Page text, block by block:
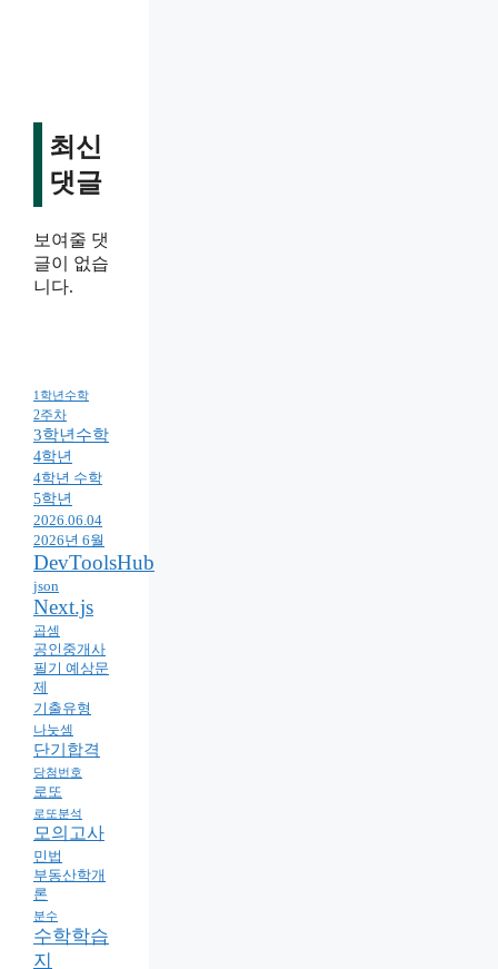
최신
댓글
보여줄 댓
글이 없습
니다.
1학년수학
2주차
3학년수학
4학년
4학년 수학
5학년
2026.06.04
2026년 6월
DevToolsHub
json
Next.js
곱셈
공인중개사
필기 예상문
제
기출유형
나눗셈
단기합격
당첨번호
로또
로또분석
모의고사
민법
부동산학개
론
분수
수학학습
지